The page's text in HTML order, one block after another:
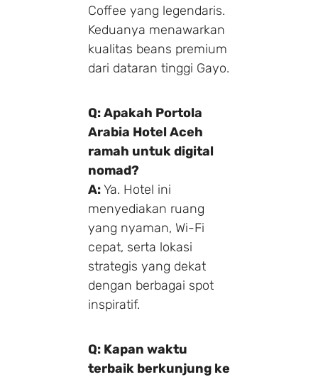
Coffee yang legendaris.
Keduanya menawarkan
kualitas beans premium
dari dataran tinggi Gayo.
Q: Apakah Portola
Arabia Hotel Aceh
ramah untuk digital
nomad?
A:Ya. Hotel ini
menyediakan ruang
yang nyaman, Wi-Fi
cepat, serta lokasi
strategis yang dekat
dengan berbagai spot
inspiratif.
Q: Kapan waktu
terbaik berkunjung ke